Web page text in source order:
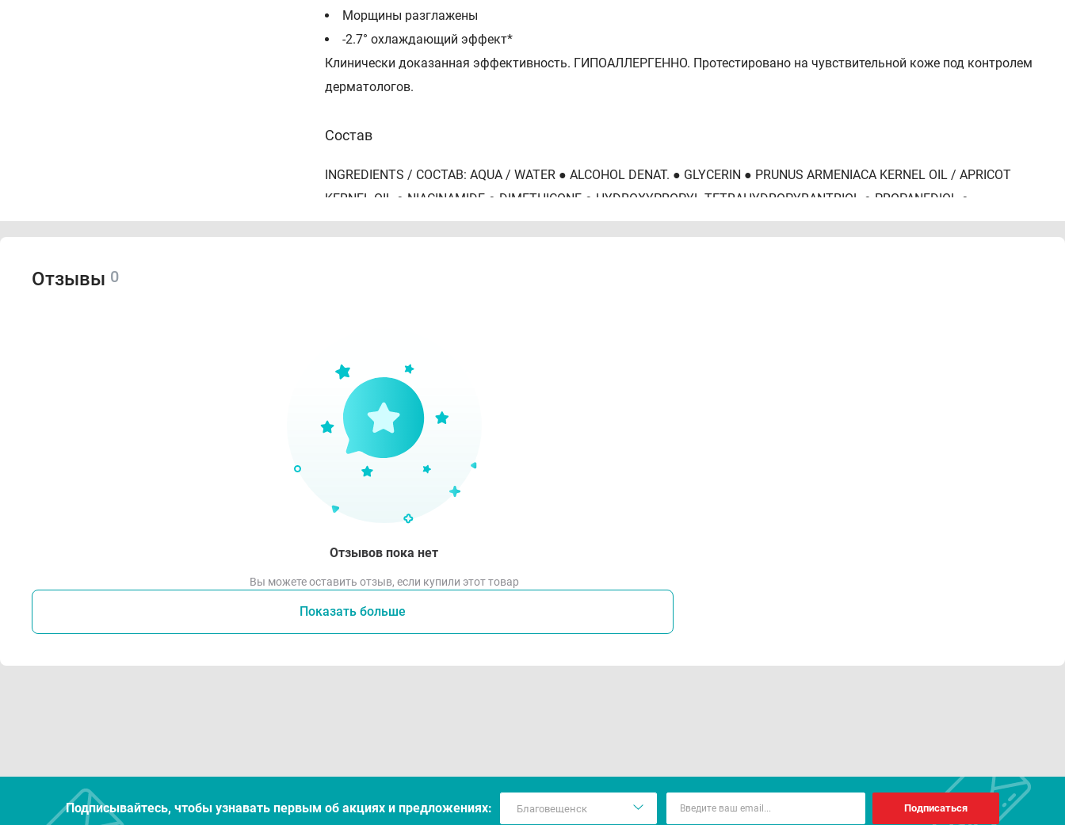
Морщины разглажены
-2.7° охлаждающий эффект*
Клинически доказанная эффективность. ГИПОАЛЛЕРГЕННО. Протестировано на чувствительной коже под контролем
дерматологов.
Состав
INGREDIENTS / COCTAB: AQUA / WATER ● ALCOHOL DENAT. ● GLYCERIN ● PRUNUS ARMENIACA KERNEL OIL / APRICOT
KERNEL OIL ● NIACINAMIDE ● DIMETHICONE ● HYDROXYPROPYL TETRAHYDROPYRANTRIOL ● PROPANEDIOL ●
PROPYLENE GLYCOL ● ISONONYL ISONONANOATE ● ZEA MAYS STARCH / CORN STARCH ● SILICA SILYLATE ● POLOXAMER
TETRA-DI-T-BUTYL HYDROXYHYDROCINNAMATE ● POLYACRYLAMIDE ● C13-14 ISOPARAFFIN ● PARFUM / FRAGRANCE
Способ применения
Наносите на зону лица вечером поверх сыворотки.
Отзывы 0
Отзывов пока нет
Вы можете оставить отзыв, если купили этот товар
Показать больше
Подписывайтесь, чтобы узнавать первым об акцияx и предложениях: Подписаться